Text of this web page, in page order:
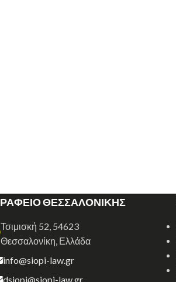
ΘΕΣΣΑΛΟΝΙΚΗΣ
Τσιμισκή 52, 54623
Θεσσαλονίκη, Ελλάδα
info@siopi-law.gr
dsiopi@siopi-law.gr